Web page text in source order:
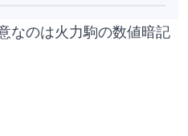
なのは火力駒の数値暗記